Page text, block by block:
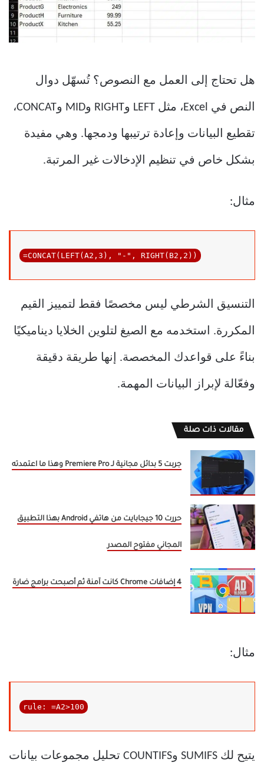
هل تحتاج إلى العمل مع النصوص؟ تُسهّل دوال
النص في Excel، مثل LEFT وRIGHT وMID وCONCAT،
تقطيع البيانات وإعادة ترتيبها ودمجها. وهي مفيدة
بشكل خاص في تنظيم الإدخالات غير المرتبة.
مثال:
=CONCAT(LEFT(A2, 3 ), "-" , RIGHT(B2, 2
التنسيق الشرطي ليس مخصصًا فقط لتمييز القيم
المكررة. استخدمه مع الصيغ لتلوين الخلايا ديناميكيًا
بناءً على قواعدك المخصصة. إنها طريقة دقيقة
وفعّالة لإبراز البيانات المهمة.
مقالات ذات صلة
جربت 5 بدائل مجانية لـ Premiere Pro وهذا ما اعتمدته
حررت 10 جيجابايت من هاتفي Android بهذا التطبيق
المجاني مفتوح المصدر
4 إضافات Chrome كانت آمنة ثم أصبحت برامج ضارة
مثال:
يتيح لك SUMIFS وCOUNTIFS تحليل مجموعات بيانات